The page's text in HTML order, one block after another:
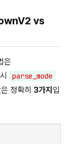
vs
은
parse_mode
정확히 3가지 입